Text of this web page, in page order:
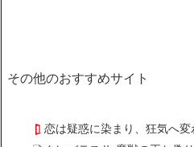
その他のおすすめサイト
恋は疑惑に染まり、狂気へ変